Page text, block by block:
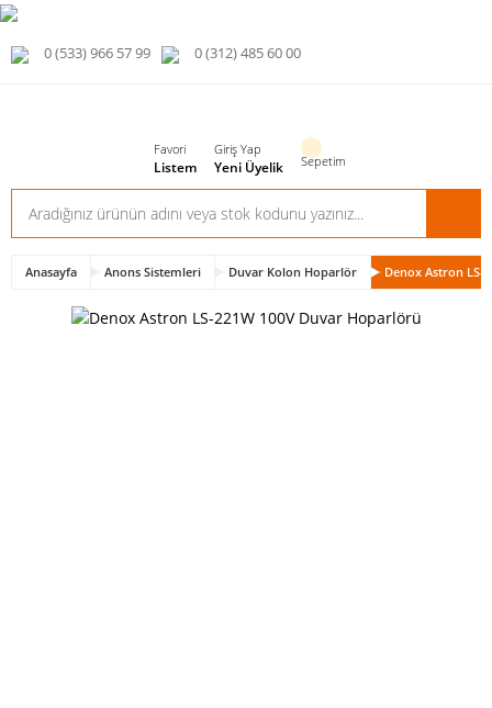
0 (533) 966 57 99 0 (312) 485 60 00
Favori
Listem
Giriş Yap
Yeni Üyelik Sepetim
Anasayfa Anons Sistemleri Duvar Kolon Hoparlör Denox Astron LS-